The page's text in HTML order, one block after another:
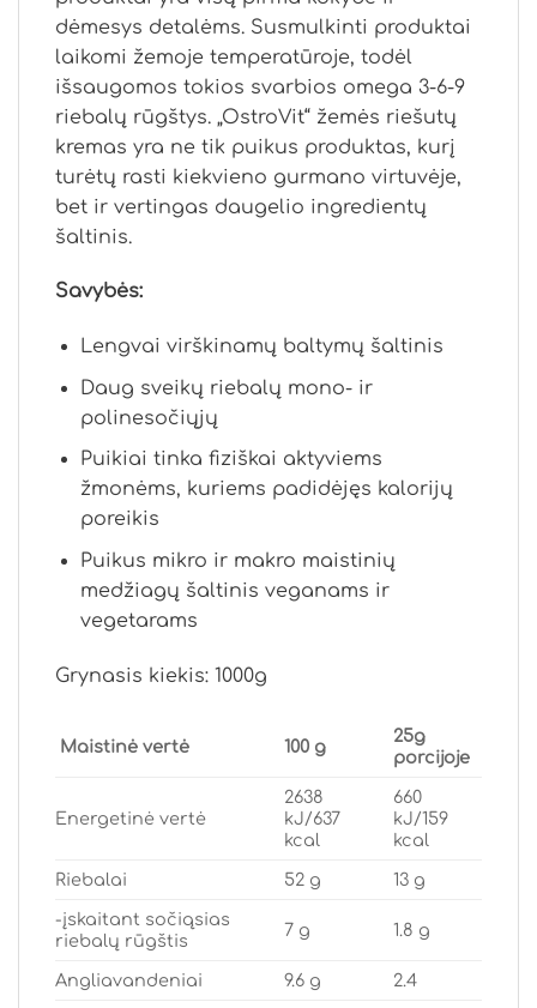
dėmesys detalėms. Susmulkinti produktai
laikomi žemoje temperatūroje, todėl
išsaugomos tokios svarbios omega 3-6-9
riebalų rūgštys. „OstroVit“ žemės riešutų
kremas yra ne tik puikus produktas, kurį
turėtų rasti kiekvieno gurmano virtuvėje,
bet ir vertingas daugelio ingredientų
šaltinis.
Savybės:
Lengvai virškinamų baltymų šaltinis
Daug sveikų riebalų mono- ir
polinesočiųjų
Puikiai tinka fiziškai aktyviems
žmonėms, kuriems padidėjęs kalorijų
poreikis
Puikus mikro ir makro maistinių
medžiagų šaltinis veganams ir
vegetarams
Grynasis kiekis: 1000g
Maistinė vertė 100 g
25g
porcijoje
Energetinė vertė
2638
kJ/637
kcal
660
kJ/159
kcal
Riebalai 52 g 13 g
-įskaitant sočiąsias
riebalų rūgštis
7 g 1.8 g
Angliavandeniai 9.6 g 2.4